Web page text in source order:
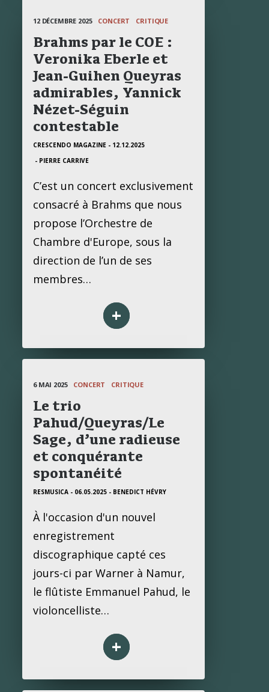
12 DÉCEMBRE 2025 CONCERT CRITIQUE
Brahms par le COE :
Veronika Eberle et
Jean-Guihen Queyras
admirables, Yannick
Nézet-Séguin
contestable
CRESCENDO MAGAZINE - 12.12.2025
- PIERRE CARRIVE
C’est un concert exclusivement
consacré à Brahms que nous
propose l’Orchestre de
Chambre d'Europe, sous la
direction de l’un de ses
membres…
+
6 MAI 2025 CONCERT CRITIQUE
Le trio
Pahud/Queyras/Le
Sage, d’une radieuse
et conquérante
spontanéité
RESMUSICA - 06.05.2025 - BENEDICT HÉVRY
À l'occasion d'un nouvel
enregistrement
discographique capté ces
jours-ci par Warner à Namur,
le flûtiste Emmanuel Pahud, le
violoncelliste…
+